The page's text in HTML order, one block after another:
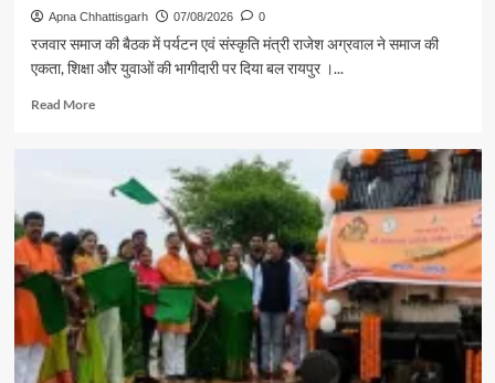
Apna Chhattisgarh 07/08/2026 0
रजवार समाज की बैठक में पर्यटन एवं संस्कृति मंत्री राजेश अग्रवाल ने समाज की
एकता, शिक्षा और युवाओं की भागीदारी पर दिया बल रायपुर ।...
Read MoreRead
एकजुटता
सामाजिक
विकास
की
बड़ी
शक्ति
राजेश